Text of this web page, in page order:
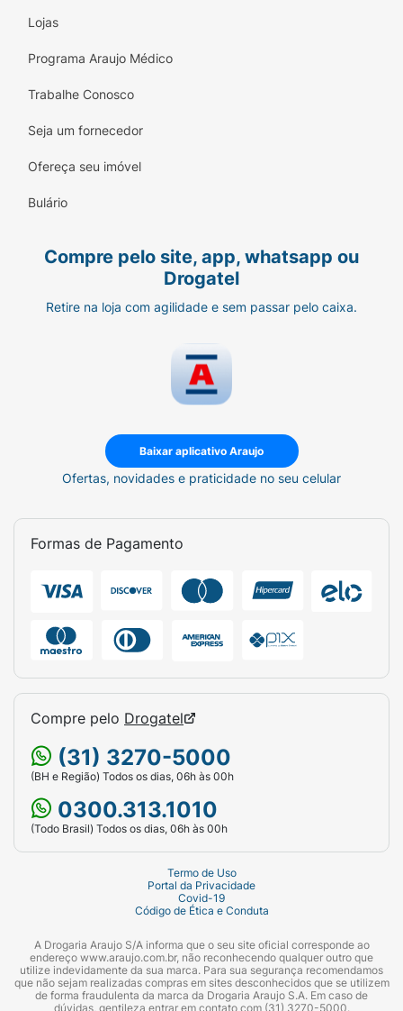
Lojas
Programa Araujo Médico
Trabalhe Conosco
Seja um fornecedor
Ofereça seu imóvel
Bulário
Compre pelo site, app, whatsapp ou
Drogatel
Retire na loja com agilidade e sem passar pelo caixa.
Baixar aplicativo Araujo
Ofertas, novidades e praticidade no seu celular
Formas de Pagamento
Compre pelo Drogatel
(31) 3270-5000
(BH e Região) Todos os dias, 06h às 00h
0300.313.1010
(Todo Brasil) Todos os dias, 06h às 00h
Termo de Uso
Portal da Privacidade
Covid-19
Código de Ética e Conduta
A Drogaria Araujo S/A informa que o seu site oficial corresponde ao
endereço www.araujo.com.br, não reconhecendo qualquer outro que
utilize indevidamente da sua marca. Para sua segurança recomendamos
que não sejam realizadas compras em sites desconhecidos que se utilizem
de forma fraudulenta da marca da Drogaria Araujo S.A. Em caso de
dúvidas, gentileza entrar em contato com (31) 3270-5000.